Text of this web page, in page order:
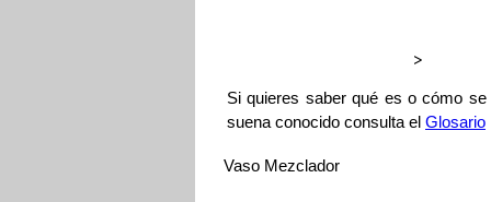
>
Si quieres saber qué es o cómo
suena conocido consulta el Glosario
Vaso Mezclador